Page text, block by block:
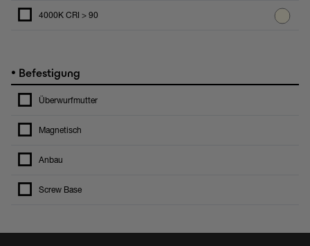
4000K CRI > 90
• Befestigung
Überwurfmutter
Magnetisch
Anbau
Screw Base